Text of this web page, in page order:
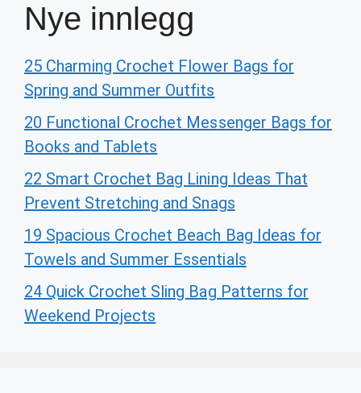
Nye innlegg
25 Charming Crochet Flower Bags for
Spring and Summer Outfits
20 Functional Crochet Messenger Bags for
Books and Tablets
22 Smart Crochet Bag Lining Ideas That
Prevent Stretching and Snags
19 Spacious Crochet Beach Bag Ideas for
Towels and Summer Essentials
24 Quick Crochet Sling Bag Patterns for
Weekend Projects